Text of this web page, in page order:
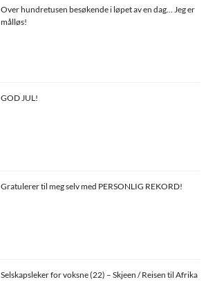
Over hundretusen besøkende i løpet av en dag… Jeg er
målløs!
GOD JUL!
Gratulerer til meg selv med PERSONLIG REKORD!
Selskapsleker for voksne (22) – Skjeen / Reisen til Afrika